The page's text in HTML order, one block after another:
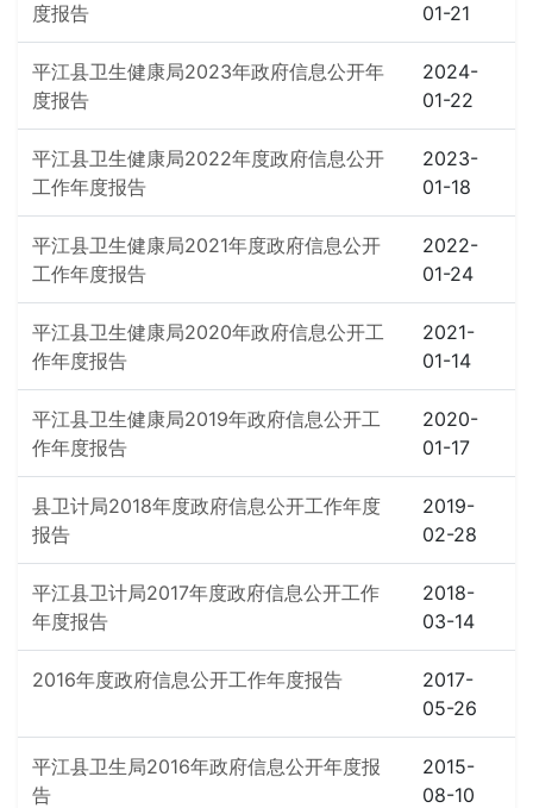
度报告
01-21
平江县卫生健康局2023年政府信息公开年
度报告
2024-
01-22
平江县卫生健康局2022年度政府信息公开
工作年度报告
2023-
01-18
平江县卫生健康局2021年度政府信息公开
工作年度报告
2022-
01-24
平江县卫生健康局2020年政府信息公开工
作年度报告
2021-
01-14
平江县卫生健康局2019年政府信息公开工
作年度报告
2020-
01-17
县卫计局2018年度政府信息公开工作年度
报告
2019-
02-28
平江县卫计局2017年度政府信息公开工作
年度报告
2018-
03-14
2016年度政府信息公开工作年度报告
2017-
05-26
平江县卫生局2016年政府信息公开年度报
告
2015-
08-10